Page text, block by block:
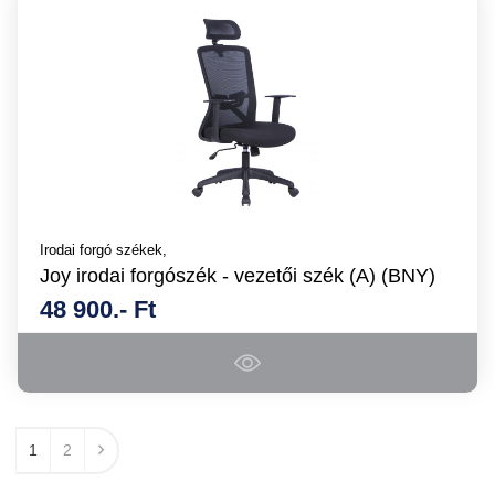
Irodai forgó székek,
Joy irodai forgószék - vezetői szék (A) (BNY)
48 900.- Ft
1 2